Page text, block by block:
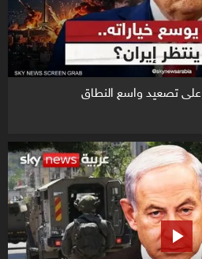
تصعيد واسع النطاق